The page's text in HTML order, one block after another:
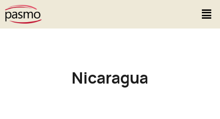
Nicaragua